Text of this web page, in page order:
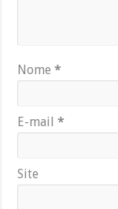
Nome*
E-mail*
Site